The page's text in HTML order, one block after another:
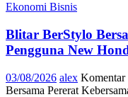
Ekonomi Bisnis
Blitar BerStylo
Pengguna New
03/08/2026 alex
Bersama Pererat